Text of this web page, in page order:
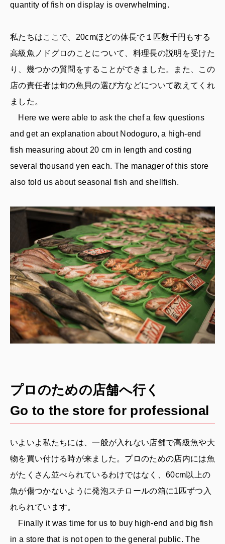
quantity of fish on display is overwhelming.
私たちはここで、20cmほどの体長で１匹数千円もする
高級魚ノドグロのことについて、料理長の説明を受けた
り、幾つかの質問をすることができました。また、この
店の責任者は旬の魚貝の選び方などについて教えてくれ
ました。
Here we were able to ask the chef a few questions
and get an explanation about Nodoguro, a high-end
fish measuring about 20 cm in length and costing
several thousand yen each. The manager of this store
also told us about seasonal fish and shellfish.
プロのための店舗へ行く
Go to the store for professional
いよいよ私たちには、一般が入れない店舗で高級魚や大
物を買い付ける時が来ました。プロのための店内には魚
がたくさん並べられているわけではなく、60cm以上の
魚が傷つかないように発泡スチロールの箱に1匹ずつ入
れられています。
Finally it was time for us to buy high-end and big fish
in a store that is not open to the general public. The